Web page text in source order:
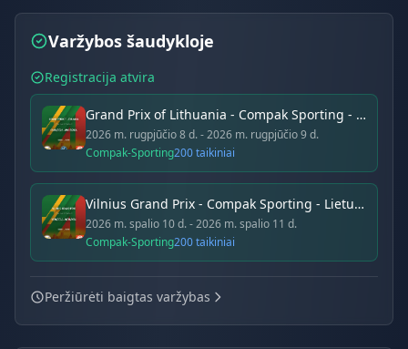
Varžybos šaudykloje
Registracija atvira
Grand Prix of Lithuania - Compak Sporting - Lietuva (2026 m. rugpjūtis)
2026 m. rugpjūčio 8 d.- 2026 m. rugpjūčio 9 d.
Compak-Sporting200 taikiniai
Vilnius Grand Prix - Compak Sporting - Lietuva (spalis 2026)
2026 m. spalio 10 d.- 2026 m. spalio 11 d.
Compak-Sporting200 taikiniai
Peržiūrėti baigtas varžybas